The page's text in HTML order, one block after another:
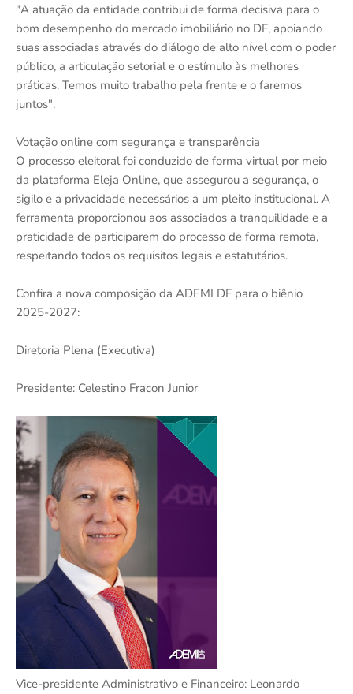
"A atuação da entidade contribui de forma decisiva para o
bom desempenho do mercado imobiliário no DF, apoiando
suas associadas através do diálogo de alto nível com o poder
público, a articulação setorial e o estímulo às melhores
práticas. Temos muito trabalho pela frente e o faremos
juntos".
Votação online com segurança e transparência
O processo eleitoral foi conduzido de forma virtual por meio
da plataforma Eleja Online, que assegurou a segurança, o
sigilo e a privacidade necessários a um pleito institucional. A
ferramenta proporcionou aos associados a tranquilidade e a
praticidade de participarem do processo de forma remota,
respeitando todos os requisitos legais e estatutários.
Confira a nova composição da ADEMI DF para o biênio
2025-2027:
Diretoria Plena (Executiva)
Presidente: Celestino Fracon Junior
Vice-presidente Administrativo e Financeiro: Leonardo